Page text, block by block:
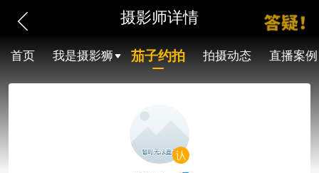
摄影师详情
首页 我是摄影狮 茄子约拍 拍摄动态 直播案例